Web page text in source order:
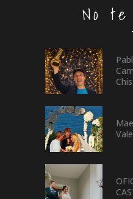
No te